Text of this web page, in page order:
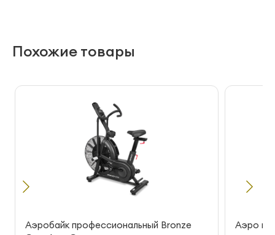
Похожие товары
Аэробайк профессиональный Bronze
Аэро